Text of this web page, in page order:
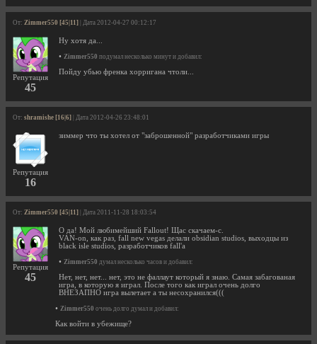
От: Zimmer550 [45|11] | Дата 2012-04-27 00:12:17
Репутация
45
Ну хотя да...
• Zimmer550 подумал несколько минут и добавил:
Пойду убью френка хорригана чтоли...
От: shramishe [16|6] | Дата 2012-04-26 23:48:01
Репутация
16
зиммер что ты хотел от "заброшенной" разработчиками игры
От: Zimmer550 [45|11] | Дата 2011-11-28 18:03:54
Репутация
45
О да! Мой любимейший Fallout! Щас скачаем-с.
VAN-on, как раз, fall new vegas делали obsidian studios, выходцы из
black isle studios, разработчиков fall'а
• Zimmer550 думал несколько часов и добавил:
Нет, нет, нет... нет, это не фаллаут который я знаю. Самая забагованая
игра, в которую я играл. После того как играл очень долго
ВНЕЗАПНО игра вылетает а ты несохранился(((
• Zimmer550 очень долго думал и добавил:
Как войти в убежище?